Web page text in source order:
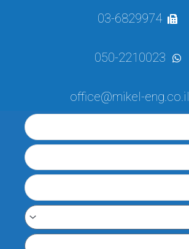
03-6829974
050-2210023
office@mikel-eng.co.il